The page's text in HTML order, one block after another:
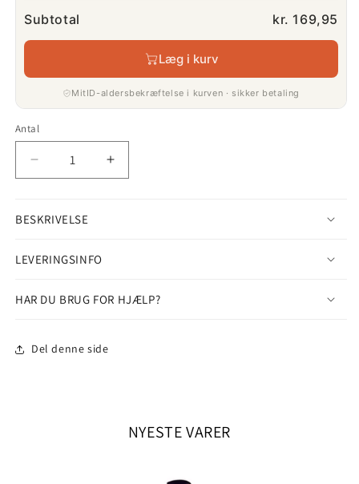
Subtotal kr. 169,95
Læg i kurv
MitID-aldersbekræftelse i kurven · sikker betaling
Antal
Antal
Reducer
Dalva
Port
Øg
BESKRIVELSE
LEVERINGSINFO
HAR DU BRUG FOR HJÆLP?
Del denne side
NYESTE VARER